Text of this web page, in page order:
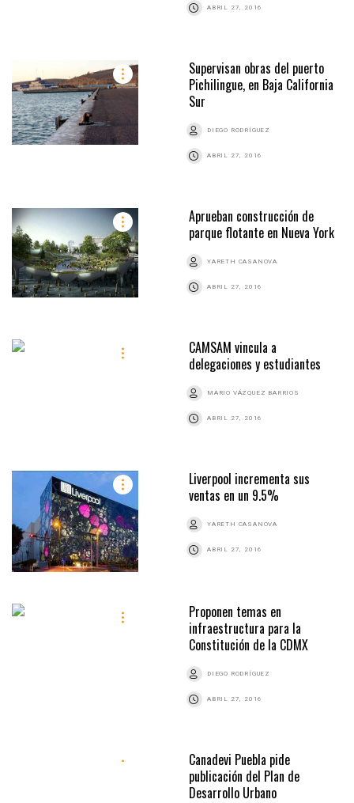
ABRIL 27, 2016
Supervisan obras del puerto
Pichilingue, en Baja California
Sur
DIEGO RODRÍGUEZ
ABRIL 27, 2016
Aprueban construcción de
parque flotante en Nueva York
YARETH CASANOVA
ABRIL 27, 2016
CAMSAM vincula a
delegaciones y estudiantes
MARIO VÁZQUEZ BARRIOS
ABRIL 27, 2016
Liverpool incrementa sus
ventas en un 9.5%
YARETH CASANOVA
ABRIL 27, 2016
Proponen temas en
infraestructura para la
Constitución de la CDMX
DIEGO RODRÍGUEZ
ABRIL 27, 2016
Canadevi Puebla pide
publicación del Plan de
Desarrollo Urbano